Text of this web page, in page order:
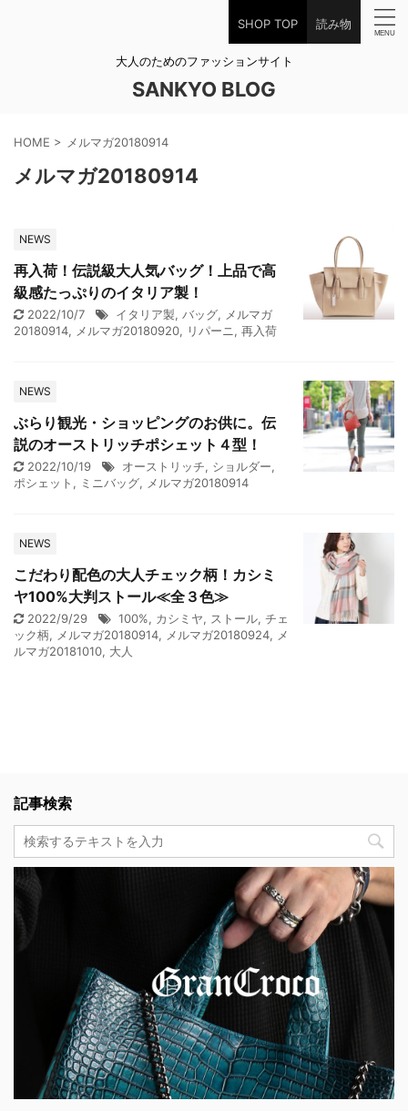
SHOP TOP 読み物
大人のためのファッションサイト
SANKYO BLOG
HOME > メルマガ20180914
メルマガ20180914
NEWS
再入荷！伝説級大人気バッグ！上品で高
級感たっぷりのイタリア製！
2022/10/7 イタリア製, バッグ, メルマガ
20180914, メルマガ20180920, リパーニ , 再入荷
NEWS
ぶらり観光・ショッピングのお供に。伝
説のオーストリッチポシェット４型！
2022/10/19 オーストリッチ, ショルダー,
ポシェット , ミニバッグ, メルマガ20180914
NEWS
こだわり配色の大人チェック柄！カシミ
ヤ100%大判ストール≪全３色≫
2022/9/29 100%, カシミヤ, ストール, チェ
ック柄, メルマガ20180914, メルマガ20180924, メ
ルマガ20181010, 大人
記事検索